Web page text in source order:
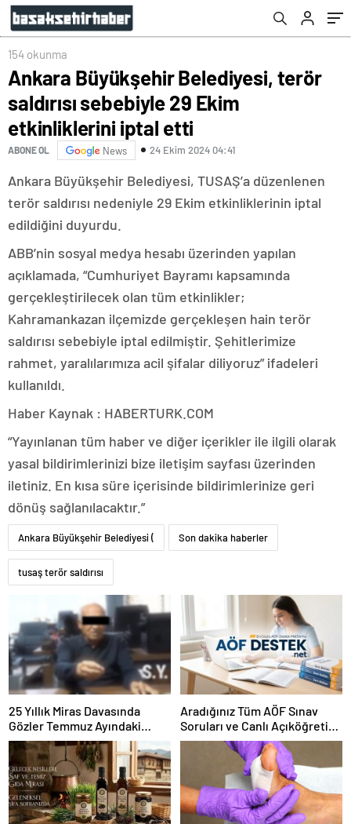
154 okunma
Ankara Büyükşehir Belediyesi, terör
saldırısı sebebiyle 29 Ekim
etkinliklerini iptal etti
ABONE OL News 24 Ekim 2024 04:41
Ankara Büyükşehir Belediyesi, TUSAŞ’a düzenlenen
terör saldırısı nedeniyle 29 Ekim etkinliklerinin iptal
edildiğini duyurdu.
ABB’nin sosyal medya hesabı üzerinden yapılan
açıklamada, “Cumhuriyet Bayramı kapsamında
gerçekleştirilecek olan tüm etkinlikler;
Kahramankazan ilçemizde gerçekleşen hain terör
saldırısı sebebiyle iptal edilmiştir. Şehitlerimize
rahmet, yaralılarımıza acil şifalar diliyoruz” ifadeleri
kullanıldı.
Haber Kaynak : HABERTURK.COM
“Yayınlanan tüm haber ve diğer içerikler ile ilgili olarak
yasal bildirimlerinizi bize iletişim sayfası üzerinden
iletiniz. En kısa süre içerisinde bildirimlerinize geri
dönüş sağlanılacaktır.”
Ankara Büyükşehir Belediyesi ( Son dakika haberler
tusaş terör saldırısı
25 Yıllık Miras Davasında
Gözler Temmuz Ayındaki
Karar Duruşmasına Çevrildi
Aradığınız Tüm AÖF Sınav
Soruları ve Canlı Açıköğretim
Forumu Burada